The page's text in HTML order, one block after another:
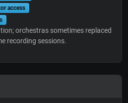
access
orchestras sometimes replaced
recording sessions.